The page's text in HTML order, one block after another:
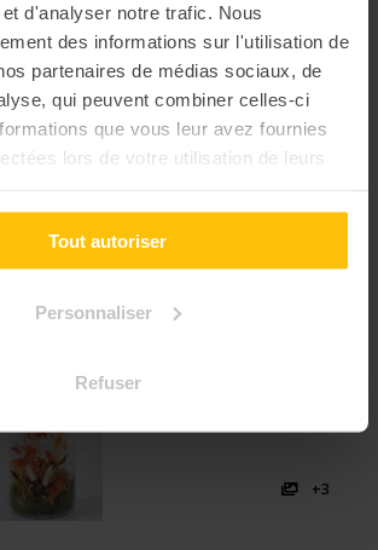
d'analyser notre trafic. Nous
des informations sur l'utilisation de
partenaires de médias sociaux, de
qui peuvent combiner celles-ci
que vous leur avez fournies
lors de votre utilisation de leurs
Tout autoriser
Personnaliser
Refuser
+3